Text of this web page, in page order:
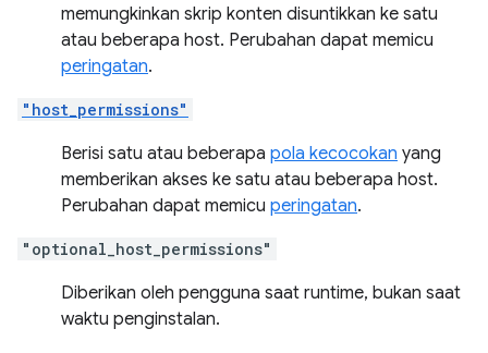
memungkinkan skrip konten disuntikkan ke satu
atau beberapa host. Perubahan dapat memicu
peringatan.
"host_permissions"
Berisi satu atau beberapa pola kecocokan yang
memberikan akses ke satu atau beberapa host.
Perubahan dapat memicu peringatan.
"optional_host_permissions"
Diberikan oleh pengguna saat runtime, bukan saat
waktu penginstalan.